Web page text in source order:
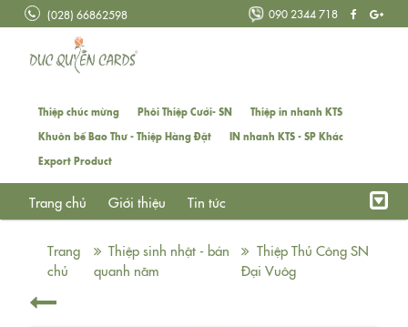
(028) 66862598 090 2344 718
Thiệp chúc mừng Phôi Thiệp Cưới- SN
Thiệp in nhanh KTS
Khuôn bế Bao Thư - Thiệp Hàng Đặt
IN nhanh KTS - SP Khác
Export Product
Trang chủ Giới thiệu Tin tức
Trang
chủ
Thiệp sinh nhật - bán
quanh năm
Thiệp Thủ Công SN
Đại Vuôg